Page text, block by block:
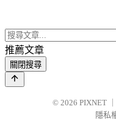
推薦文章
關閉搜尋
© 2026 PIXNET
隱私